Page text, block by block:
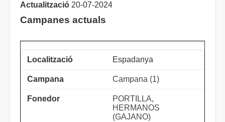
Actualització 20-07-2024
Campanes actuals
Espadanya
Campana (1)
PORTILLA,
HERMANOS
(GAJANO)